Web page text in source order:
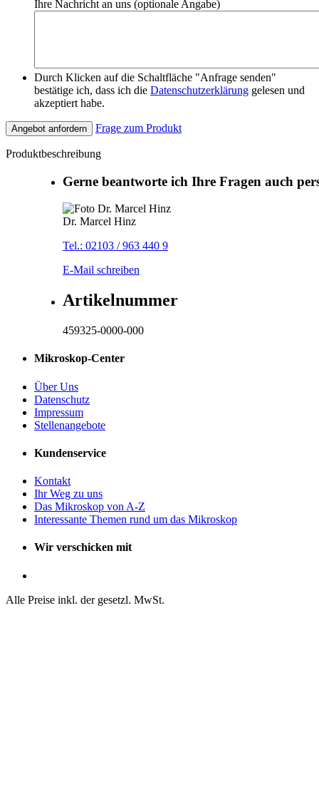
Ihre Nachricht an uns (optionale Angabe)
Durch Klicken auf die Schaltfläche "Anfrage senden"
bestätige ich, dass ich die Datenschutzerklärung gelesen und
akzeptiert habe.
Angebot anfordern Frage zum Produkt
Produktbeschreibung
Gerne beantworte ich Ihre Fragen auch
Dr. Marcel Hinz
Tel.: 02103 / 963 440 9
E-Mail schreiben
Artikelnummer
459325-0000-000
Mikroskop-Center
Über Uns
Datenschutz
Impressum
Stellenangebote
Kundenservice
Kontakt
Ihr Weg zu uns
Das Mikroskop von A-Z
Interessante Themen rund um das Mikroskop
Wir verschicken mit
Alle Preise inkl. der gesetzl. MwSt.